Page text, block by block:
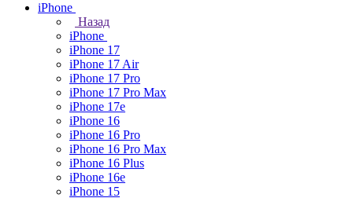
iPhone
Назад
iPhone
iPhone 17
iPhone 17 Air
iPhone 17 Pro
iPhone 17 Pro Max
iPhone 17e
iPhone 16
iPhone 16 Pro
iPhone 16 Pro Max
iPhone 16 Plus
iPhone 16e
iPhone 15